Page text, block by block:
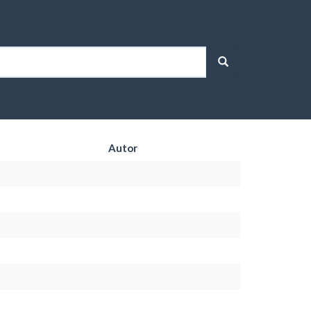
Autor